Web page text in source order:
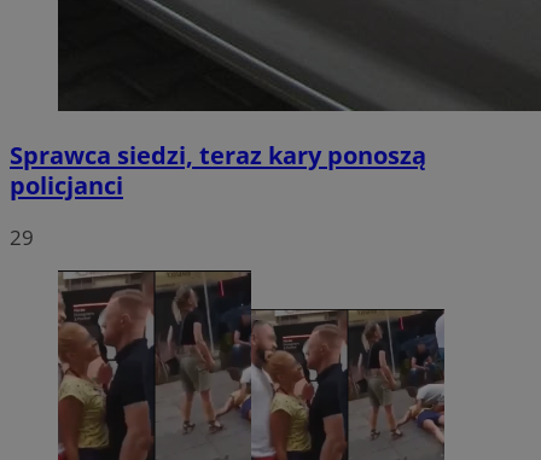
Sprawca siedzi, teraz kary ponoszą
policjanci
29